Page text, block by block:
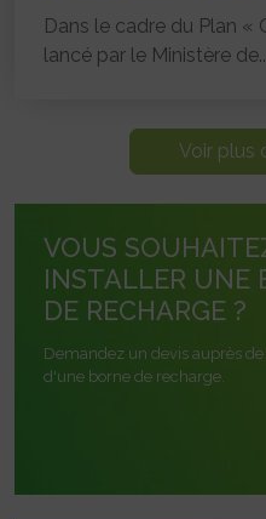
Dans le cadre du Plan
lancé par le Ministère
Voir plus
VOUS
INSTALLER UNE
DE RECHARGE ?
Demandez un devis auprès
d'une borne de recharge.